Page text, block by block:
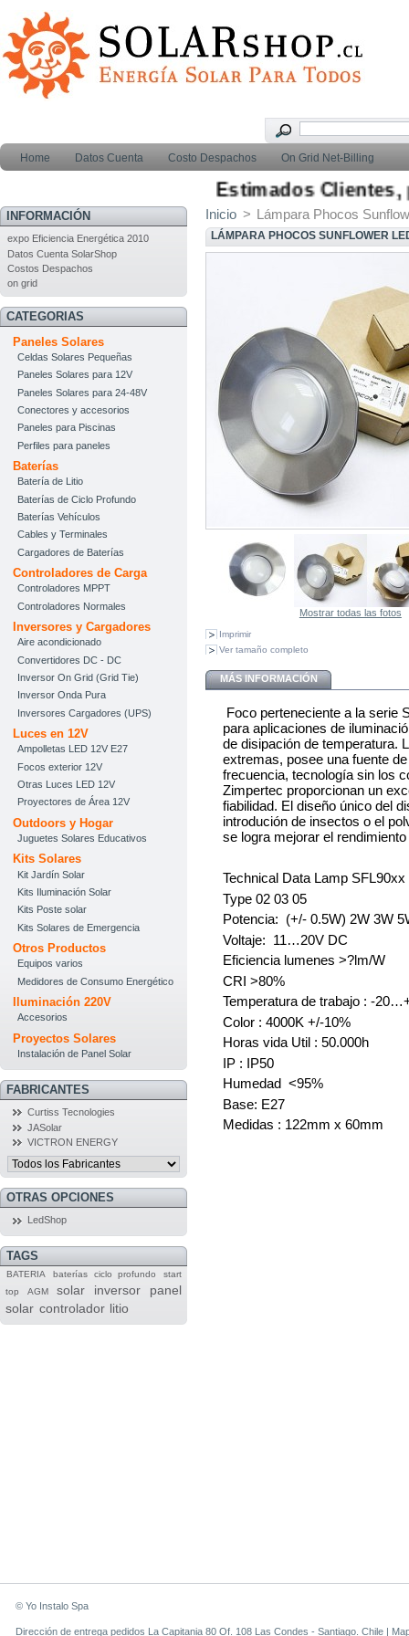
Home Datos Cuenta Costo Despachos On Grid Net-Billing
Estimados Clientes,
INFORMACIÓN
expo Eficiencia Energética 2010
Datos Cuenta SolarShop
Costos Despachos
on grid
CATEGORIAS
Paneles Solares
Celdas Solares Pequeñas
Paneles Solares para 12V
Paneles Solares para 24-48V
Conectores y accesorios
Paneles para Piscinas
Perfiles para paneles
Baterías
Batería de Litio
Baterías de Ciclo Profundo
Baterías Vehículos
Cables y Terminales
Cargadores de Baterías
Controladores de Carga
Controladores MPPT
Controladores Normales
Inversores y Cargadores
Aire acondicionado
Convertidores DC - DC
Inversor On Grid (Grid Tie)
Inversor Onda Pura
Inversores Cargadores (UPS)
Luces en 12V
Ampolletas LED 12V E27
Focos exterior 12V
Otras Luces LED 12V
Proyectores de Área 12V
Outdoors y Hogar
Juguetes Solares Educativos
Kits Solares
Kit Jardín Solar
Kits Iluminación Solar
Kits Poste solar
Kits Solares de Emergencia
Otros Productos
Equipos varios
Medidores de Consumo Energético
Iluminación 220V
Accesorios
Proyectos Solares
Instalación de Panel Solar
FABRICANTES
Curtiss Tecnologies
JASolar
VICTRON ENERGY
OTRAS OPCIONES
LedShop
TAGS
BATERIA baterías ciclo profundo
start
top
AGM solar inversor
panel
solar controlador litio
Inicio > Lámpara Phocos
LÁMPARA PHOCOS SUNFLOWER
Mostrar todas las fotos
Imprimir
Ver tamaño completo
MÁS INFORMACIÓN
Foco perteneciente a la serie
para aplicaciones de
de disipación de temperatura.
extremas, posee una fuente
frecuencia, tecnología sin los
Zimpertec proporcionan un
fiabilidad. El diseño único del
introdución de insectos o el
se logra mejorar el
Technical Data Lamp SFL90xx
Type 02 03 05
Potencia: (+/- 0.5W) 2W 3W
Voltaje: 11…20V DC
Eficiencia lumenes >?lm/W
CRI >80%
Temperatura de trabajo : -
Color : 4000K +/-10%
Horas vida Util : 50.000h
IP : IP50
Humedad <95%
Base: E27
Medidas : 122mm x 60mm
© Yo Instalo Spa
Dirección de entrega pedidos La Capitania 80 Of. 108 Las Condes - Santiago. Chile |